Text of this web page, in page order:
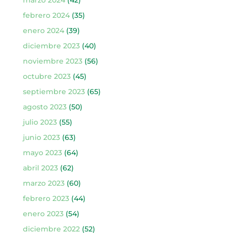
febrero 2024(35)
enero 2024(39)
diciembre 2023(40)
noviembre 2023(56)
octubre 2023(45)
septiembre 2023(65)
agosto 2023(50)
julio 2023(55)
junio 2023(63)
mayo 2023(64)
abril 2023(62)
marzo 2023(60)
febrero 2023(44)
enero 2023(54)
diciembre 2022(52)